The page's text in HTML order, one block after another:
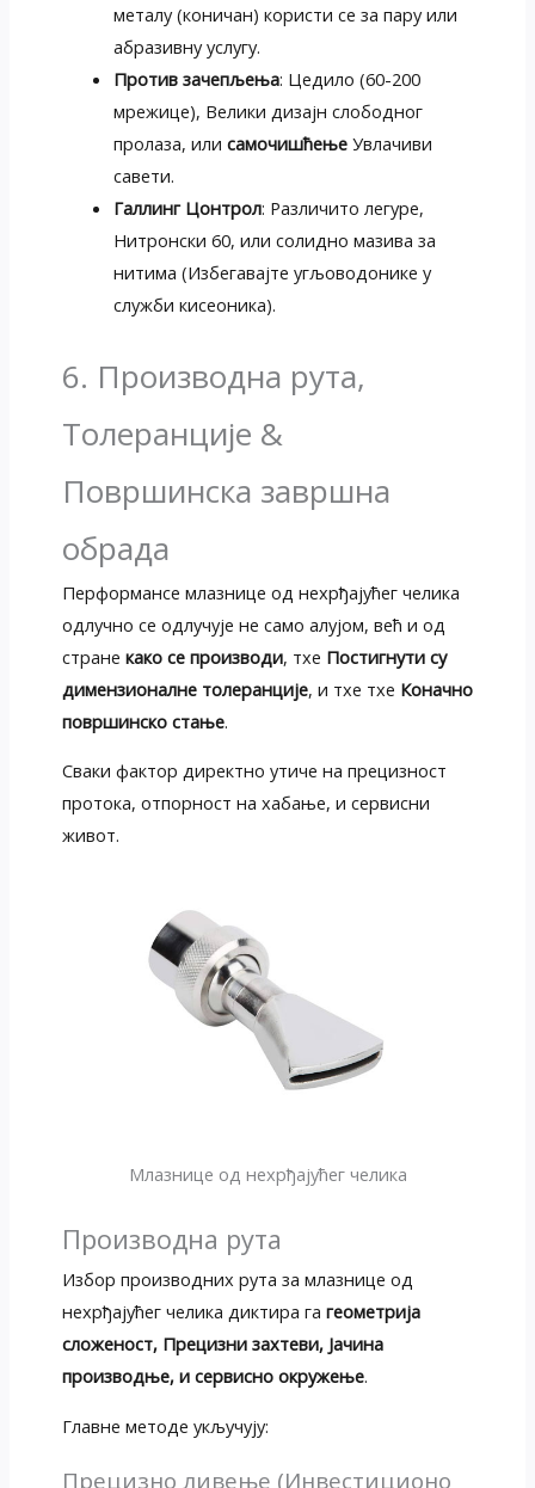
металу (коничан) користи се за пару или
абразивну услугу.
Против зачепљења: Цедило (60-200
мрежице), Велики дизајн слободног
пролаза, илисамочишћење Увлачиви
савети.
Галлинг Цонтрол: Различито легуре,
Нитронски 60, или солидно мазива за
нитима (Избегавајте угљоводонике у
служби кисеоника).
6. Производна рута,
Толеранције &
Површинска завршна
обрада
Перформансе млазнице од нехрђајућег челика
одлучно се одлучује не само алујом, већ и од
стране како се производи, тхе Постигнути су
димензионалне толеранције, и тхе тхе Коначно
површинско стање.
Сваки фактор директно утиче на прецизност
протока, отпорност на хабање, и сервисни
живот.
Млазнице од нехрђајућег челика
Производна рута
Избор производних рута за млазнице од
нехрђајућег челика диктира га геометрија
сложеност, Прецизни захтеви, Јачина
производње, и сервисно окружење.
Главне методе укључују:
Прецизно ливење (Инвестиционо